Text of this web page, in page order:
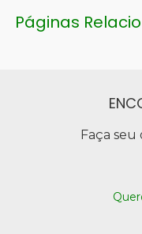
Páginas
Faça seu